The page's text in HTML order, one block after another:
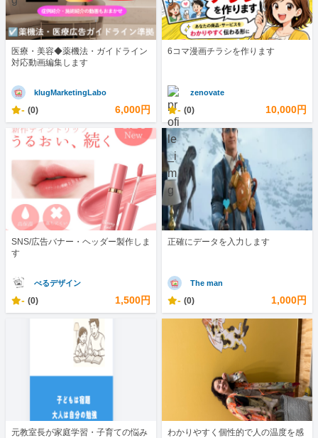
医療・美容◆薬機法・ガイドライン
対応動画編集します
klugMarketingLabo
- (0) 6,000円
6コマ漫画チラシを作ります
zenovate
- (0) 10,000円
SNS/広告バナー・ヘッダー製作しま
す
べるデザイン
- (0) 1,500円
正確にデータを入力します
The man
- (0) 1,000円
元教室長が家庭学習・子育ての悩み
わかりやすく個性的で人の温度を感